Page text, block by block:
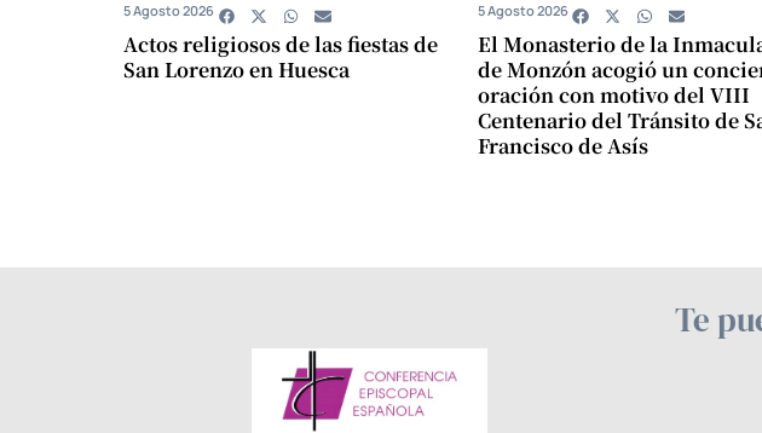
Actos religiosos de las fiestas de
San Lorenzo en Huesca
5 Agosto 2026
El Monasterio de la
de Monzón acogió un
oración con motivo del VIII
Centenario del Tránsito de
Francisco de Asís
5 Agosto 2026
Te